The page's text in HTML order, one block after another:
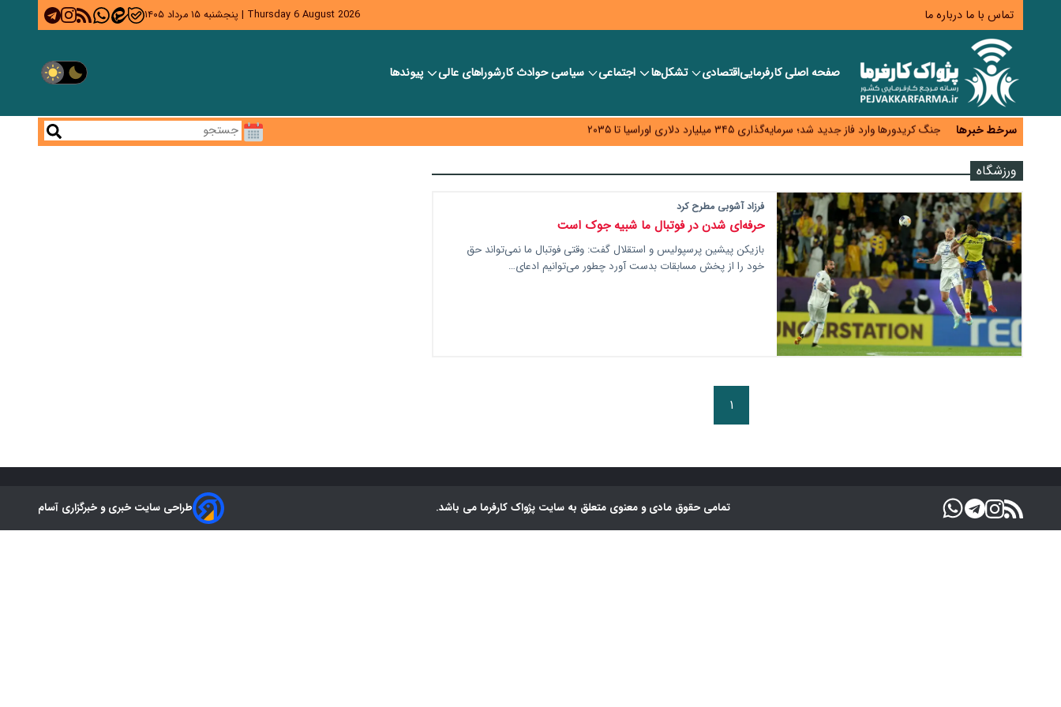
تماس با ما درباره ما Thursday 6 August 2026
| پنجشنبه ۱۵ مرداد ۱۴۰۵
صفحه اصلیکارفرماییاقتصادی تشکل‌ها اجتماعی سیاسیحوادث کارشورا‎های عالی پیوندها
سرخط خبرها
زائران اربعین نگران ارز باقی‌مانده نباشند؛ خرید دینار در بانک‌ها و صرافی‌ها
جنگ کریدورها وارد فاز جدید شد؛ سرمایه‌گذاری ۳۴۵ میلیارد دلاری اوراسیا تا ۲۰۳۵
پارادوکس اینترنت در ایران؛ مصرف‌کننده بیشتر می‌پردازد، شبکه کمتر توسعه می‌یابد
تأمین سرمایه در گردش بدون خلق نقدینگی؛ نقش جدید سیاست‌های مالیاتی در حمایت از تولید
معمای تأمین ۸۰ همت معوقات بازنشستگان؛ بانک رفاه وارد میدان شد
ورزشگاه
فرزاد آشوبی مطرح کرد
حرفه‌ای شدن در فوتبال ما شبیه جوک است
بازیکن پیشین پرسپولیس و استقلال گفت: وقتی فوتبال ما نمی‌تواند حق
خود را از پخش مسابقات بدست آورد چطور می‌توانیم ادعای…
۱
تمامی حقوق مادی و معنوی متعلق به سایت پژواک کارفرما می باشد. طراحی سایت خبری و خبرگزاری آسام